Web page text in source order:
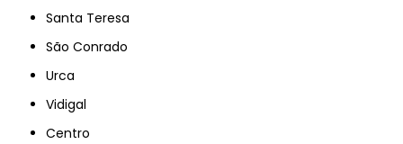
Santa Teresa
São Conrado
Urca
Vidigal
Centro